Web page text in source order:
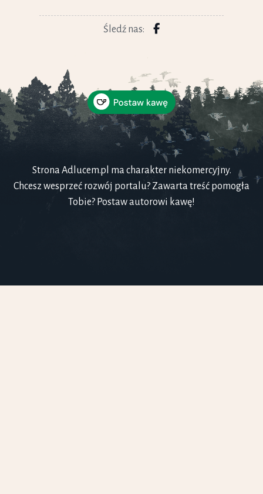
Śledź nas:
Strona Adlucem.pl ma charakter niekomercyjny.
Chcesz wesprzeć rozwój portalu? Zawarta treść pomogła
Tobie? Postaw autorowi kawę!